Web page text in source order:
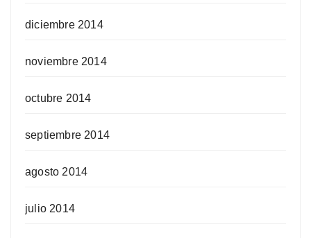
diciembre 2014
noviembre 2014
octubre 2014
septiembre 2014
agosto 2014
julio 2014